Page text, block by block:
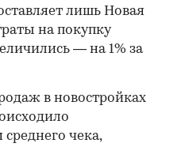
лишь Новая
на покупку
— на 1% за
в новостройках
чека,